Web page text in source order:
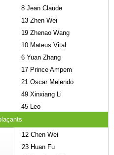
8 Jean Claude
13 Zhen Wei
19 Zhenao Wang
10 Mateus Vital
6 Yuan Zhang
17 Prince Ampem
21 Oscar Melendo
49 Xinxiang Li
45 Leo
12 Chen Wei
23 Huan Fu